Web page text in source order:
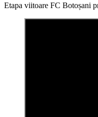
Etapa viitoare FC Botoșani